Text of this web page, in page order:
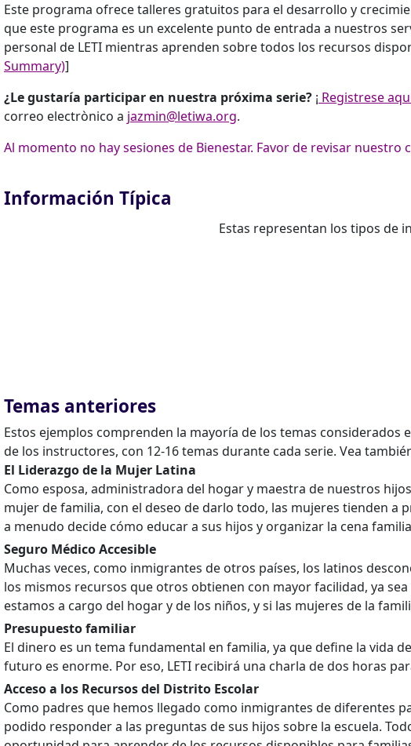
Este programa ofrece talleres gratuitos para el desarrollo y
que este programa es un excelente punto de entrada a nuestros
personal de LETI mientras aprenden sobre todos los recursos
Summary)]
¿Le gustaría participar en nuestra próxima serie? ¡ Registrese
correo electrònico a jazmin@letiwa.org.
Al momento no hay sesiones de Bienestar. Favor de revisar
Información Típica
Estas representan los tipos de
Temas anteriores
Estos ejemplos comprenden la mayoría de los temas
de los instructores, con 12-16 temas durante cada serie. Vea
El Liderazgo de la Mujer Latina
Como esposa, administradora del hogar y maestra de nuestros
mujer de familia, con el deseo de darlo todo, las mujeres tienden a
a menudo decide cómo educar a sus hijos y organizar la cena
Seguro Médico Accesible
Muchas veces, como inmigrantes de otros países, los latinos
los mismos recursos que otros obtienen con mayor facilidad, ya
estamos a cargo del hogar y de los niños, y si las mujeres de la
Presupuesto familiar
El dinero es un tema fundamental en familia, ya que define la vida
futuro es enorme. Por eso, LETI recibirá una charla de dos horas
Acceso a los Recursos del Distrito Escolar
Como padres que hemos llegado como inmigrantes de diferentes
podido responder a las preguntas de sus hijos sobre la escuela.